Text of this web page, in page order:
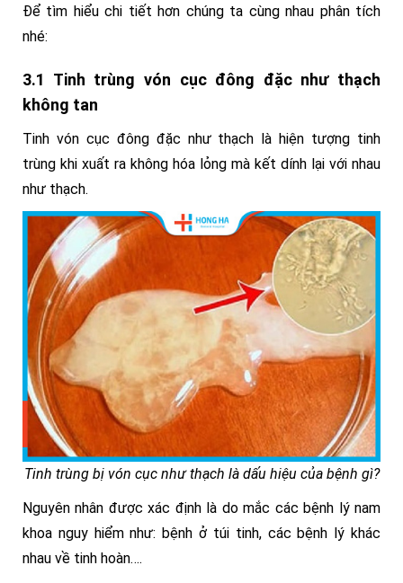
Để tìm hiểu chi tiết hơn chúng ta cùng nhau phân tích
nhé:
3.1 Tinh trùng vón cục đông đặc như thạch
không tan
Tinh vón cục đông đặc như thạch là hiện tượng tinh
trùng khi xuất ra không hóa lỏng mà kết dính lại với nhau
như thạch.
Tinh trùng bị vón cục như thạch là dấu hiệu của bệnh gì?
Nguyên nhân được xác định là do mắc các bệnh lý nam
khoa nguy hiểm như:bệnh ở túi tinh, các bệnh lý khác
nhau về tinh hoàn….